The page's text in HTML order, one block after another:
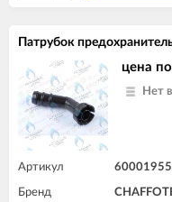
Патрубок
цена
Нет
Артикул 60001955
Бренд